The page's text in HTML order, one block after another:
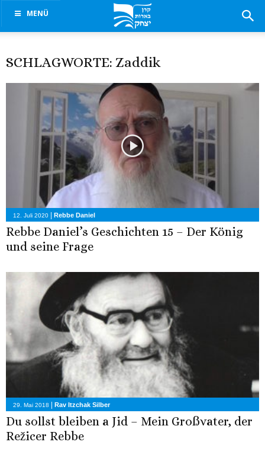
MENÜ
SCHLAGWORTE: Zaddik
12. Juli 2020 Rebbe Daniel
Rebbe Daniel’s Geschichten 15 – Der König
und seine Frage
29. Mai 2018 | Rav Itzchak Silber
Du sollst bleiben a Jid – Mein Großvater, der
Režicer Rebbe